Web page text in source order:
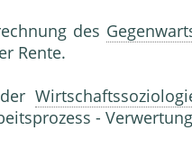
des
Rente.
-